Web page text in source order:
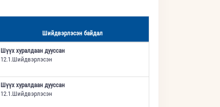
Шийдвэрлэсэн байдал
Шүүх хуралдаан дууссан
12.1.Шийдвэрлэсэн
Шүүх хуралдаан дууссан
12.1.Шийдвэрлэсэн